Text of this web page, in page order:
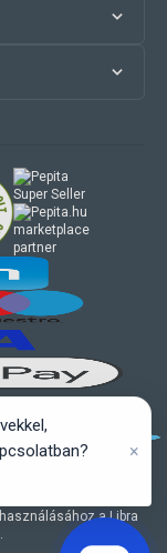
a Libra
marketplace
partner
×